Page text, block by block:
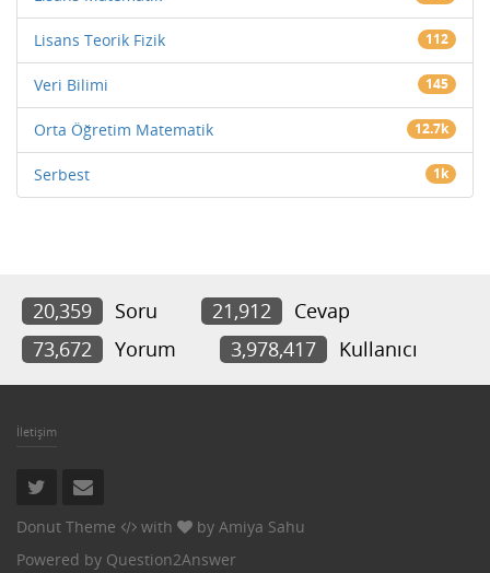
Lisans Teorik Fizik 112
Veri Bilimi 145
Orta Öğretim Matematik 12.7k
Serbest 1k
20,359 Soru 21,912
Cevap
73,672
Yorum 3,978,417 Kullanıcı
İletişim
Donut Theme with by Amiya Sahu
Powered by Question2Answer